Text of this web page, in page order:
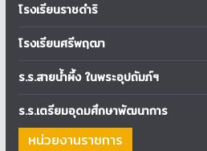
โรงเรียนราชดำริ
โรงเรียนศรีพฤฒา
ร.ร.สายน้ำผึ้ง ในพระอุปถัมภ์ฯ
ร.ร.เตรียมอุดมศึกษาพัฒนาการ
หน่วยงานราชการ